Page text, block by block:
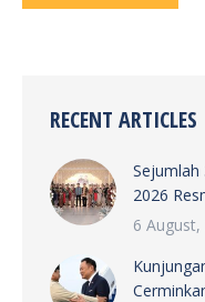
RECENT ARTICLES
Sejumlah
2026
6 August,